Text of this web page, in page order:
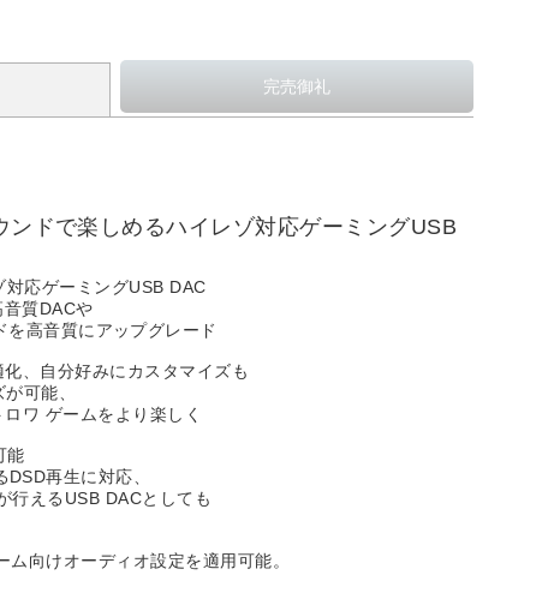
ドで楽しめるハイレゾ対応ゲーミングUSB
応ゲーミングUSB DAC
質DACや
高音質にアップグレード
、自分好みにカスタマイズも
可能、
ワ ゲームをより楽しく
能
再生に対応、
行えるUSB DACとしても
向けオーディオ設定を適用可能。